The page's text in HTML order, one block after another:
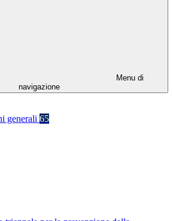
Menu di
navigazione
generali 65